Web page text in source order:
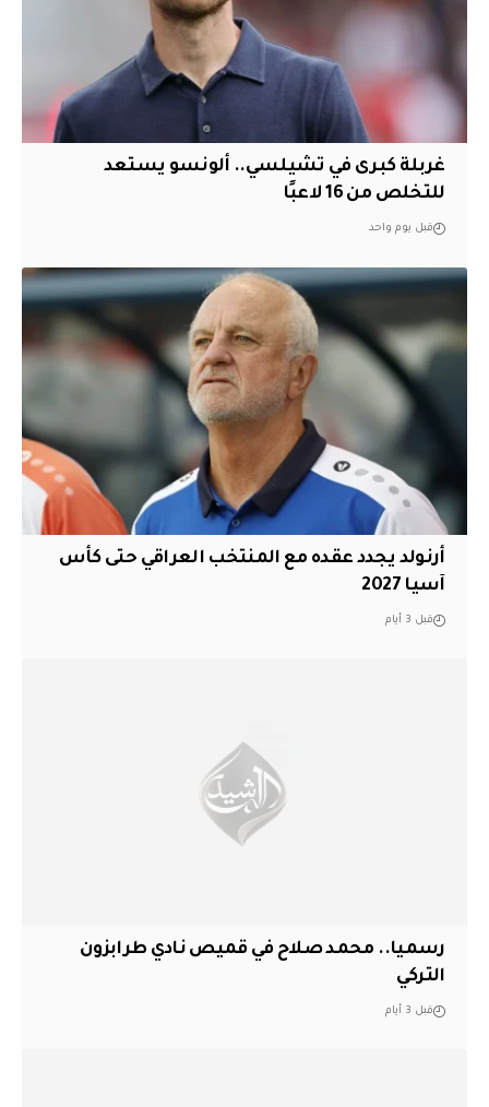
غربلة كبرى في تشيلسي.. ألونسو يستعد
للتخلص من 16 لاعبًا
قبل يوم واحد
أرنولد يجدد عقده مع المنتخب العراقي حتى كأس
آسيا 2027
قبل 3 أيام
رسميا.. محمد صلاح في قميص نادي طرابزون
التركي
قبل 3 أيام